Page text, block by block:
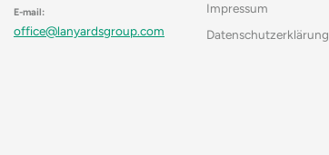
E-mail:
office@lanyardsgroup.com
Impressum
Datenschutzerklärung